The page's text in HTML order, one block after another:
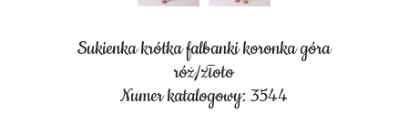
Sukienka krótka falbanki koronka góra
róż/złoto
Numer katalogowy: 3544